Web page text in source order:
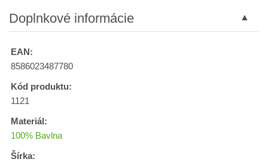
Doplnkové informácie
EAN:
8586023487780
Kód produktu:
1121
Materiál:
100% Bavlna
Šírka: